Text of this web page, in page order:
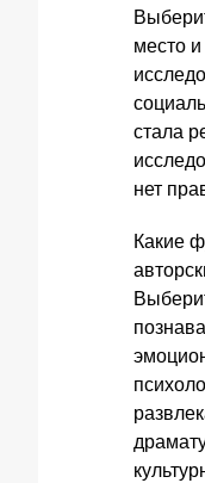
место
стала
нет
Какие